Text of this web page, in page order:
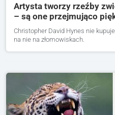
Artysta tworzy rzeźby
– są one przejmująco
Christopher David Hynes nie
na nie na złomowiskach.